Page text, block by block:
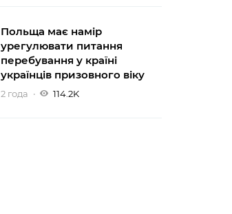
Польща має намір
урегулювати питання
перебування у країні
українців призовного віку
2 года 114.2K